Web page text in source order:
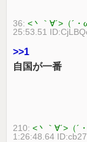
36:<丶｀∀´>（´
25:53.51
>>1
自国が一番
210:<丶｀∀´>（
1:26:48.64